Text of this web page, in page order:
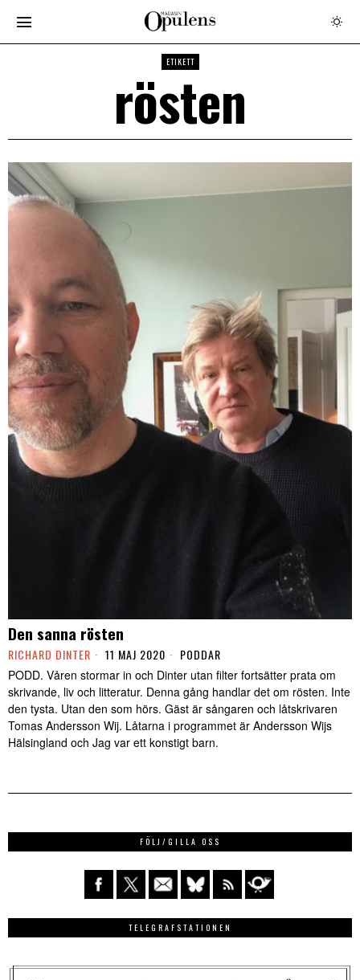
ETIKETT
rösten
Den sanna rösten
RICHARD DINTER 11 MAJ 2020 PODDAR
PODD. Våren stormar in och Dinter utan filter fortsätter prata om
skrivande, liv och litteratur. Denna gång handlar det om rösten. Inte
den tysta. Utan den som hörs. Gäst är sångaren och låtskrivaren
Tomas Andersson Wij. Låtarna i programmet är Andersson Wijs
Hälsingland och Jag var ett konstigt barn.
FÖLJ/GILLA OSS
TELEGRAFSTATIONEN